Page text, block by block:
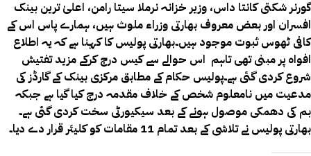
گورنر شکتی کانتا داس، وزیر خزانہ نرملا سیتا رامن، اعلیٰ ترین بینک
افسران اور بعض معروف بھارتی وزراء ملوث ہیں، ہمارے پاس اس کے
کافی ٹھوس ثبوت موجود ہیں۔بھارتی پولیس کا کہنا ہے کہ یہ اطلاع
افواہ پر مبنی تھی تاہم اس حوالے سے کیس درج کرکے مزید تفتیش
شروع کردی گئی ہے۔پولیس حکام کے مطابق مرکزی بینک کے گارڈز کی
مدعیت میں نامعلوم شخص کے خلاف مقدمہ درج کیا گیا ہے جبکہ
بم کی دھمکی موصول ہونے کے بعد سیکیورٹی سخت کردی گئی ہے۔
بھارتی پولیس نے تلاشی کے بعد تمام 11 مقامات کو کلیئر قرار دے دیا۔